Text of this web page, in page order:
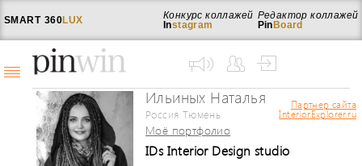
SMART 360LUX
Редактор коллажей
Pin Board
Конкурс коллажей
Instagram
Ильиных Наталья
Россия Тюмень
Моё портфолио
Партнер сайта
InteriorExplorer.ru
IDs Interior Design studio